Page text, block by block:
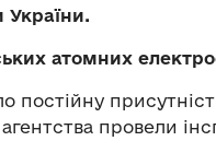
України.
атомних
постійну
провели